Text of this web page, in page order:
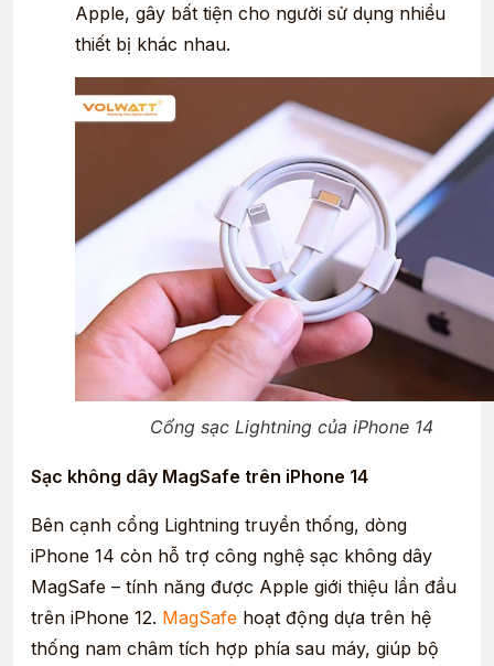
Apple, gây bất tiện cho người sử dụng nhiều
thiết bị khác nhau.
Cổng sạc Lightning của iPhone 14
Sạc không dây MagSafe trên iPhone 14
Bên cạnh cổng Lightning truyền thống, dòng
iPhone 14 còn hỗ trợ công nghệ sạc không dây
MagSafe – tính năng được Apple giới thiệu lần đầu
trên iPhone 12. MagSafe hoạt động dựa trên hệ
thống nam châm tích hợp phía sau máy, giúp bộ